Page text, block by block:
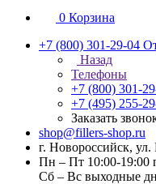
0 Корзина
+7 (800) 301-29-04
Назад
Телефоны
+7 (800) 301-
+7 (495) 255-
Заказать
shop@fillers-shop.ru
г. Новороссийск,
Пн – Пт 10:00-19:00
Сб – Вс выходные